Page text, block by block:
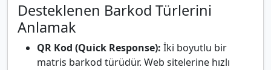
Desteklenen Barkod Türlerini
Anlamak
QR Kod (Quick Response): İki boyutlu bir
matris barkod türüdür. Web sitelerine hızlı